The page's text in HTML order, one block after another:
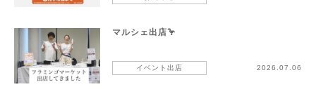
マルシェ出店🦩
イベント出店 2026.07.06